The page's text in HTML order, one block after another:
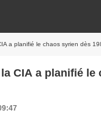
a planifié le chaos syrien dès
CIA a planifié le